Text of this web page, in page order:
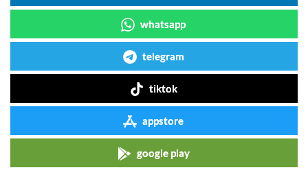
whatsapp
telegram
tiktok
appstore
google play